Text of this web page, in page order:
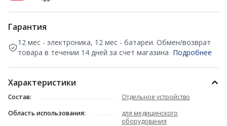
Гарантия
12 мес - электроника, 12 мес - батареи. Обмен/возврат
товара в течении 14 дней за счет магазина Подробнее
Характеристики
Состав:
Отдельное устройство
Область использования:
для медицинского
оборудования